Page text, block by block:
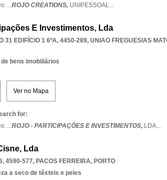
...ROJO CREATIONS, UNIPESSOAL...
E Investimentos, Lda
31 EDIFÍCIO 1 6ºA, 4450-289, UNIAO FREGUESIAS
bens imobiliários
Ver no Mapa
for:
...ROJO - PARTICIPAÇÕES E INVESTIMENTOS, LDA...
Lda
4590-577, PACOS FERREIRA, PORTO
a seco de têxteis e peles